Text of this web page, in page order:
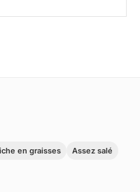
en graisses
Assez salé